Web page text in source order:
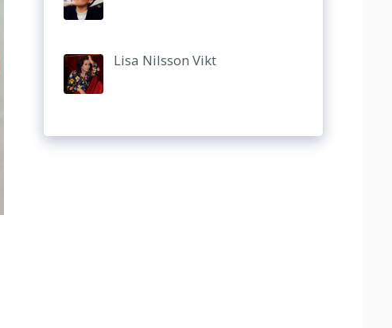
Lisa Nilsson Vikt